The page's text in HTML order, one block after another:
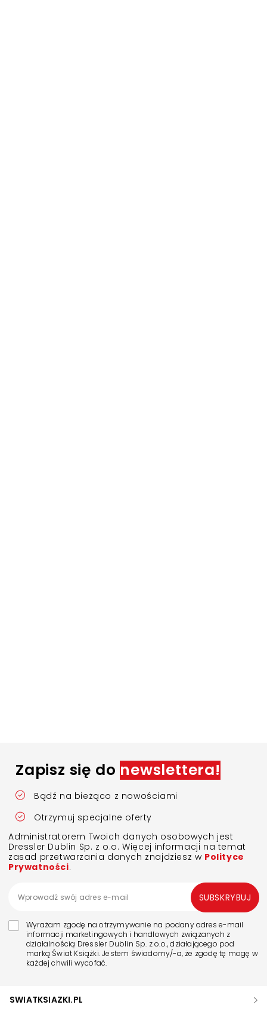
Zapisz się do newslettera!
Bądź na bieżąco z nowościami
Otrzymuj specjalne oferty
Administratorem Twoich danych osobowych jest
Dressler Dublin Sp. z o.o. Więcej informacji na temat
zasad przetwarzania danych znajdziesz w Polityce
Prywatności.
Wyrażam zgodę na otrzymywanie na podany adres e-mail
informacji marketingowych i handlowych związanych z
działalnością Dressler Dublin Sp. z o.o., działającego pod
marką Świat Książki. Jestem świadomy/-a, że zgodę tę mogę w
każdej chwili wycofać.
SUBSKRYBUJ
SWIATKSIAZKI.PL